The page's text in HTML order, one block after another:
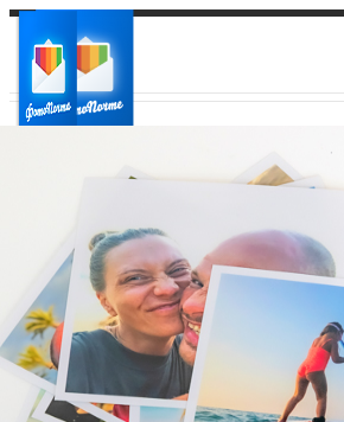
Ваш регион доставки
Выберите из списка: